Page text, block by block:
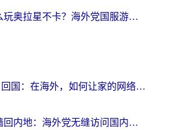
日本怎么玩奥拉星不卡？海外党国服游戏加速器选择全攻略
Openwrt 回国：在海外，如何让家的网络触手可及
香港翻墙回内地：海外党无缝访问国内资源的加速器选择全攻略